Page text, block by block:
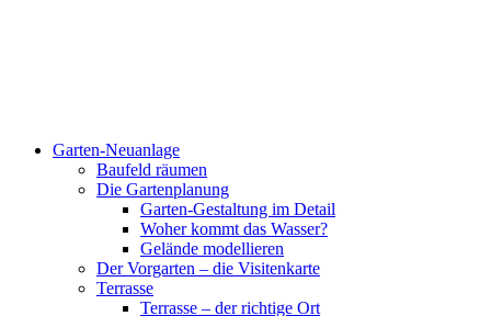
Garten-Neuanlage
Baufeld räumen
Die Gartenplanung
Garten-Gestaltung im Detail
Woher kommt das Wasser?
Gelände modellieren
Der Vorgarten – die Visitenkarte
Terrasse
Terrasse – der richtige Ort